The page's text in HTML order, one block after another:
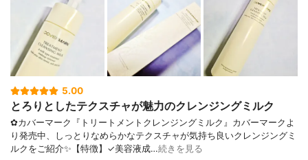
5.00
とろりとしたテクスチャが魅力のクレンジングミルク
✿カバーマーク『トリートメントクレンジングミルク』カバーマークよ
り発売中、しっとりなめらかなテクスチャが気持ち良いクレンジングミ
ルクをご紹介✨【特徴】✓美容液成…続きを見る